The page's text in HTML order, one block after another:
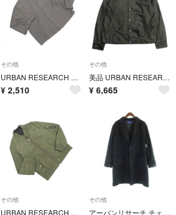
その他
URBAN RESEARCH アーバンリサーチ ボリュームスリーブ ジャケット sizeM/グレー ■◇ メンズ
¥ 2,510
その他
美品 URBAN RESEARCH アーバンリサーチ ITEMS アイテム ヴィーガンレザー コーチジャケット ブルゾン フェイクレザー M 黒 ブラック メンズ 古着 中古 USED
¥ 6,665
その他
URBAN RESEARCH アーバンリサーチ リバーシブル ブルゾン ジャケット sizeS/カーキx黒 ◇■ メンズ
その他
アーバンリサーチ チェスターコート 40 黒 ブラック 無地 テーラードカラー